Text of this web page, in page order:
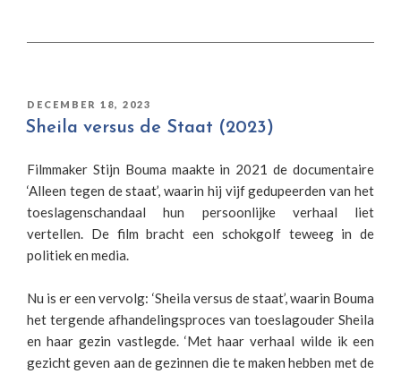
GEPLAATST
OP
DECEMBER 18, 2023
Sheila versus de Staat (2023)
Filmmaker Stijn Bouma maakte in 2021 de documentaire
‘Alleen tegen de staat’, waarin hij vijf gedupeerden van het
toeslagenschandaal hun persoonlijke verhaal liet
vertellen. De film bracht een schokgolf teweeg in de
politiek en media.
Nu is er een vervolg: ‘Sheila versus de staat’, waarin Bouma
het tergende afhandelingsproces van toeslagouder Sheila
en haar gezin vastlegde. ‘Met haar verhaal wilde ik een
gezicht geven aan de gezinnen die te maken hebben met de